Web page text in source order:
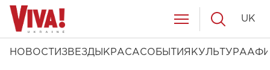
НОВОСТИ ЗВЕЗДЫ КРАСАСОБЫТИЯ КУЛЬТУРА
UK